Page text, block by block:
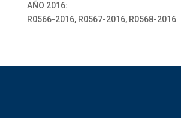
AÑO 2016:
R0566-2016, R0567-2016, R0568-2016